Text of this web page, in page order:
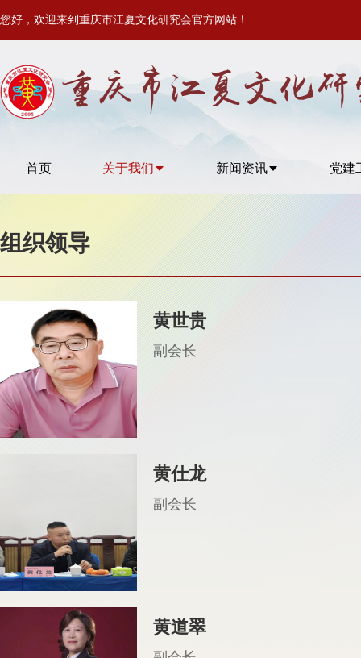
您好，欢迎来到重庆市江夏文化研究会官方网站！
首页 关于我们 新闻资讯 党建
组织领导
黄世贵
副会长
黄仕龙
副会长
黄道翠